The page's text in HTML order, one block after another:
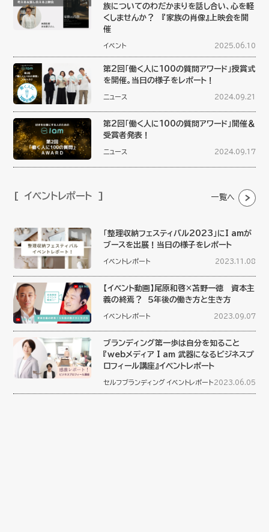
族についてのわだかまりを話し合い、心を軽
くしませんか？ 『家族の肖像』上映会を開
催
イベント 2025.06.10
第2回「働く人に100の質問アワード」授賞式
を開催。当日の様子をレポート！
ニュース 2024.09.21
第2回「働く人に100の質問アワード」開催＆
受賞者発表！
ニュース 2024.09.17
イベントレポート 一覧へ
「整理収納フェスティバル2023」にI amが
ブースを出展！当日の様子をレポート
イベントレポート 2023.11.08
【イベント動画】尾原和啓×苫野一徳 資本主
義の終焉？ ５年後の働き方と生き方
イベントレポート 2023.09.07
ブランディング第一歩は自分を知ること
『webメディア I am 武器になるビジネスプ
ロフィール講座』イベントレポート
セルフブランディング イベントレポート 2023.06.05